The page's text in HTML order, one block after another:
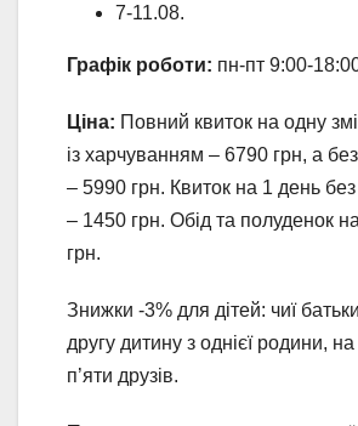
7-11.08.
Графік роботи: пн-пт 9:00-
Ціна: Повний квиток на одну
із харчуванням – 6790 грн, а
– 5990 грн. Квиток на 1 день
– 1450 грн. Обід та полуденок
грн.
Знижки -3% для дітей: чиї
другу дитину з однієї родини,
п’яти друзів.